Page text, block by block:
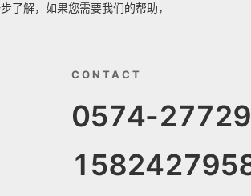
了解，如果您需要我们的帮助，
CONTACT
0574-